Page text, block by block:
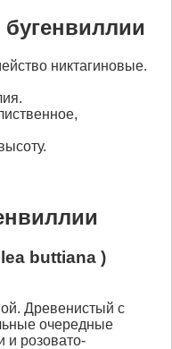
никтагиновые.
buttiana )
Древенистый с
очередные
и розовато-